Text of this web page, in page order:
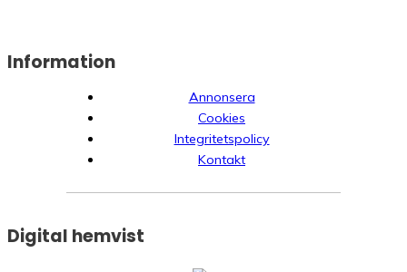
Information
Annonsera
Cookies
Integritetspolicy
Kontakt
Digital hemvist